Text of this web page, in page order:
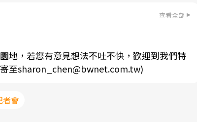
查看全部
地，若您有意見想法不吐不快，歡迎到我們特
至sharon_chen@bwnet.com.tw)
者會